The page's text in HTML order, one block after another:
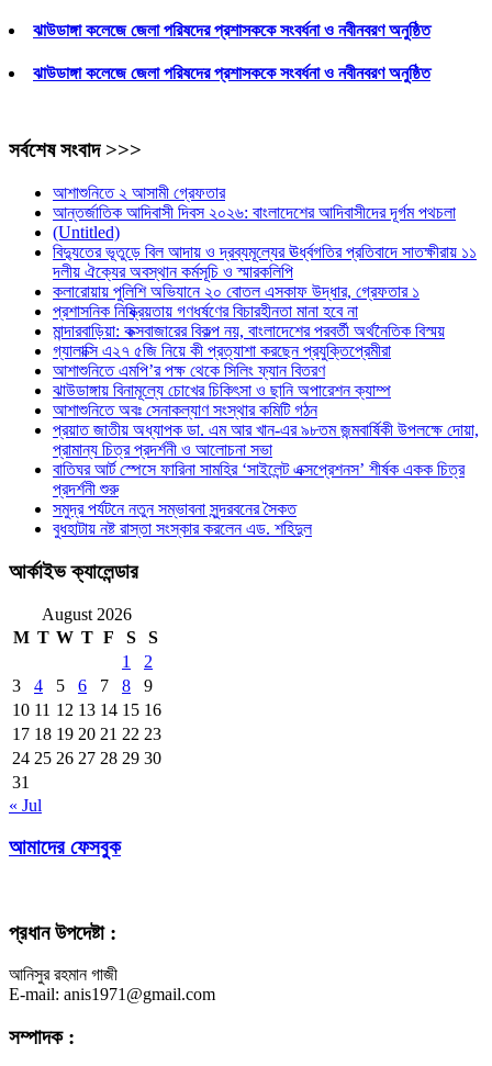
ঝাউডাঙ্গা কলেজে জেলা পরিষদের প্রশাসককে সংবর্ধনা ও নবীনবরণ অনুষ্ঠিত
ঝাউডাঙ্গা কলেজে জেলা পরিষদের প্রশাসককে সংবর্ধনা ও নবীনবরণ অনুষ্ঠিত
সর্বশেষ সংবাদ >>>
আশাশুনিতে ২ আসামী গ্রেফতার
আন্তর্জাতিক আদিবাসী দিবস ২০২৬: বাংলাদেশের আদিবাসীদের দূর্গম পথচলা
(Untitled)
বিদ্যুতের ভূতুড়ে বিল আদায় ও দ্রব্যমূল্যের ঊর্ধ্বগতির প্রতিবাদে সাতক্ষীরায় ১১
দলীয় ঐক্যের অবস্থান কর্মসূচি ও স্মারকলিপি
কলারোয়ায় পুলিশি অভিযানে ২০ বোতল এসকাফ উদ্ধার, গ্রেফতার ১
প্রশাসনিক নিষ্ক্রিয়তায় গণধর্ষণের বিচারহীনতা মানা হবে না
মান্দারবাড়িয়া: কক্সবাজারের বিকল্প নয়, বাংলাদেশের পরবর্তী অর্থনৈতিক বিস্ময়
গ্যালাক্সি এ২৭ ৫জি নিয়ে কী প্রত্যাশা করছেন প্রযুক্তিপ্রেমীরা
আশাশুনিতে এমপি’র পক্ষ থেকে সিলিং ফ্যান বিতরণ
ঝাউডাঙ্গায় বিনামূল্যে চোখের চিকিৎসা ও ছানি অপারেশন ক্যাম্প
আশাশুনিতে অবঃ সেনাকল্যাণ সংস্থার কমিটি গঠন
প্রয়াত জাতীয় অধ্যাপক ডা. এম আর খান-এর ৯৮তম জন্মবার্ষিকী উপলক্ষে দোয়া,
প্রামান্য চিত্র প্রদর্শনী ও আলোচনা সভা
বাতিঘর আর্ট স্পেসে ফারিনা সামহির ‘সাইলেন্ট এক্সপ্রেশনস’ শীর্ষক একক চিত্র
প্রদর্শনী শুরু
সমুদ্র পর্যটনে নতুন সম্ভাবনা সুন্দরবনের সৈকত
বুধহাটায় নষ্ট রাস্তা সংস্কার করলেন এড. শহিদুল
আর্কাইভ ক্যালেন্ডার
August 2026
M T W T F S
S
1
2
3
4 5 6 7 8
9
10 11 12 13 14 15 16
17 18 19 20 21 22 23
24 25 26 27 28 29 30
31
« Jul
আমাদের ফেসবুক
প্রধান উপদেষ্টা :
আনিসুর রহমান গাজী
E-mail: anis1971@gmail.com
সম্পাদক :